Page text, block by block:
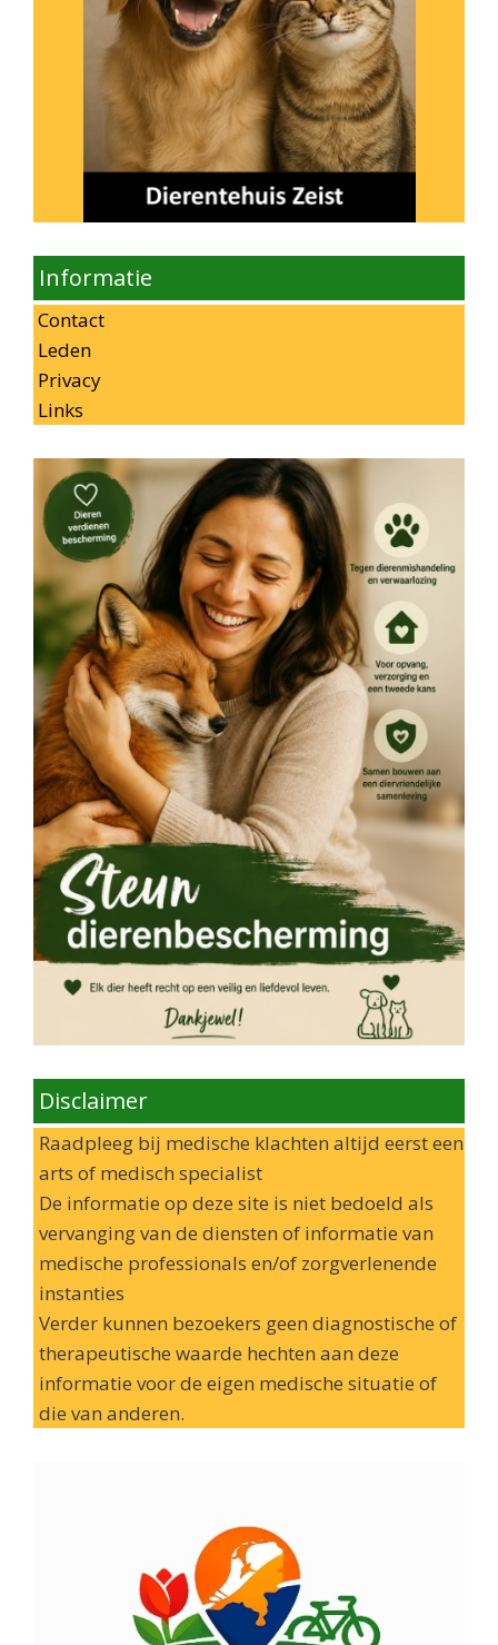
Informatie
Contact
Leden
Privacy
Links
Disclaimer
Raadpleeg bij medische klachten altijd eerst een
arts of medisch specialist
De informatie op deze site is niet bedoeld als
vervanging van de diensten of informatie van
medische professionals en/of zorgverlenende
instanties
Verder kunnen bezoekers geen diagnostische of
therapeutische waarde hechten aan deze
informatie voor de eigen medische situatie of
die van anderen.